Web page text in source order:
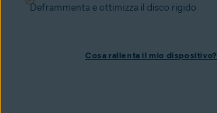
Deframmenta e ottimizza il disco rigido
Cosa rallenta il mio dispositivo?